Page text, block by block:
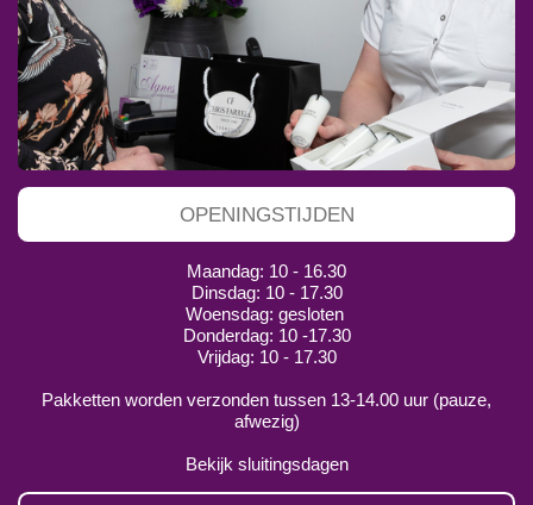
OPENINGSTIJDEN
Maandag: 10 - 16.30
Dinsdag: 10 - 17.30
Woensdag: gesloten
Donderdag: 10 -17.30
Vrijdag: 10 - 17.30
Pakketten worden verzonden tussen 13-14.00 uur (pauze,
afwezig)
Bekijk sluitingsdagen